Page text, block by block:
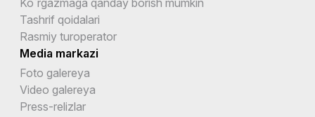
Tashrif qoidalari
Rasmiy turoperator
Media markazi
Foto galereya
Video galereya
Press-relizlar